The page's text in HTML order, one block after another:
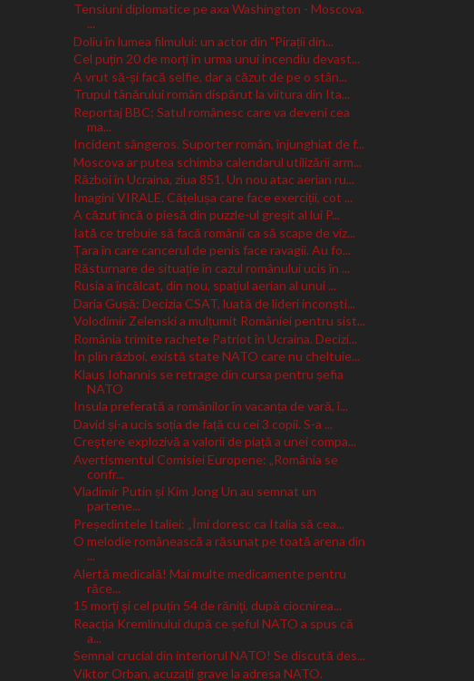
Tensiuni diplomatice pe axa Washington - Moscova.
...
Doliu în lumea filmului: un actor din "Pirații din...
Cel puțin 20 de morți în urma unui incendiu devast...
A vrut să-și facă selfie, dar a căzut de pe o stân...
Trupul tânărului român dispărut la viitura din Ita...
Reportaj BBC: Satul românesc care va deveni cea
ma...
Incident sângeros. Suporter român, înjunghiat de f...
Moscova ar putea schimba calendarul utilizării arm...
Război în Ucraina, ziua 851. Un nou atac aerian ru...
Imagini VIRALE. Cățelușa care face exerciții, cot ...
A căzut încă o piesă din puzzle-ul greșit al lui P...
Iată ce trebuie să facă românii ca să scape de viz...
Țara în care cancerul de penis face ravagii. Au fo...
Răsturnare de situație în cazul românului ucis în ...
Rusia a încălcat, din nou, spațiul aerian al unui ...
Daria Gușă: Decizia CSAT, luată de lideri inconști...
Volodimir Zelenski a mulțumit României pentru sist...
România trimite rachete Patriot în Ucraina. Decizi...
În plin război, există state NATO care nu cheltuie...
Klaus Iohannis se retrage din cursa pentru șefia
NATO
Insula preferată a românilor în vacanța de vară, î...
David și-a ucis soția de față cu cei 3 copii. S-a ...
Creștere explozivă a valorii de piață a unei compa...
Avertismentul Comisiei Europene: „România se
confr...
Vladimir Putin și Kim Jong Un au semnat un
partene...
Președintele Italiei: „Îmi doresc ca Italia să cea...
O melodie românească a răsunat pe toată arena din
...
Alertă medicală! Mai multe medicamente pentru
răce...
15 morţi şi cel puțin 54 de răniţi, după ciocnirea...
Reacția Kremlinului după ce șeful NATO a spus că
a...
Semnal crucial din interiorul NATO! Se discută des...
Viktor Orban, acuzații grave la adresa NATO.